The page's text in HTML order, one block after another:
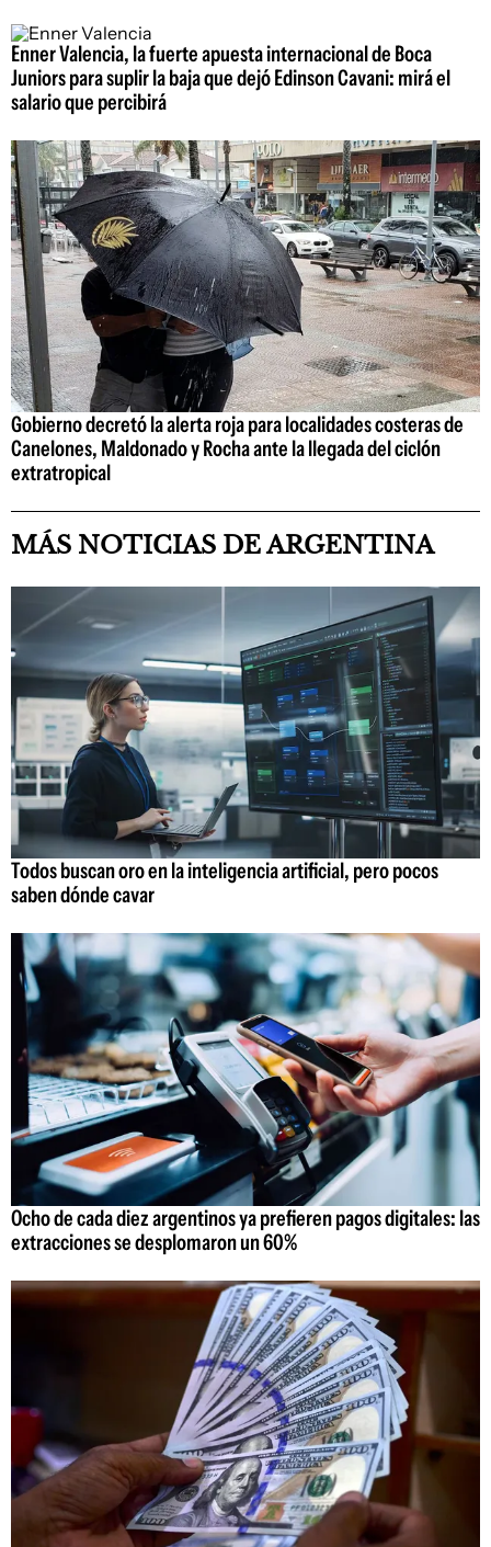
Enner Valencia, la fuerte apuesta internacional de Boca
Juniors para suplir la baja que dejó Edinson Cavani: mirá el
salario que percibirá
Gobierno decretó la alerta roja para localidades costeras de
Canelones, Maldonado y Rocha ante la llegada del ciclón
extratropical
MÁS NOTICIAS DE ARGENTINA
Todos buscan oro en la inteligencia artificial, pero pocos
saben dónde cavar
Ocho de cada diez argentinos ya prefieren pagos digitales: las
extracciones se desplomaron un 60%